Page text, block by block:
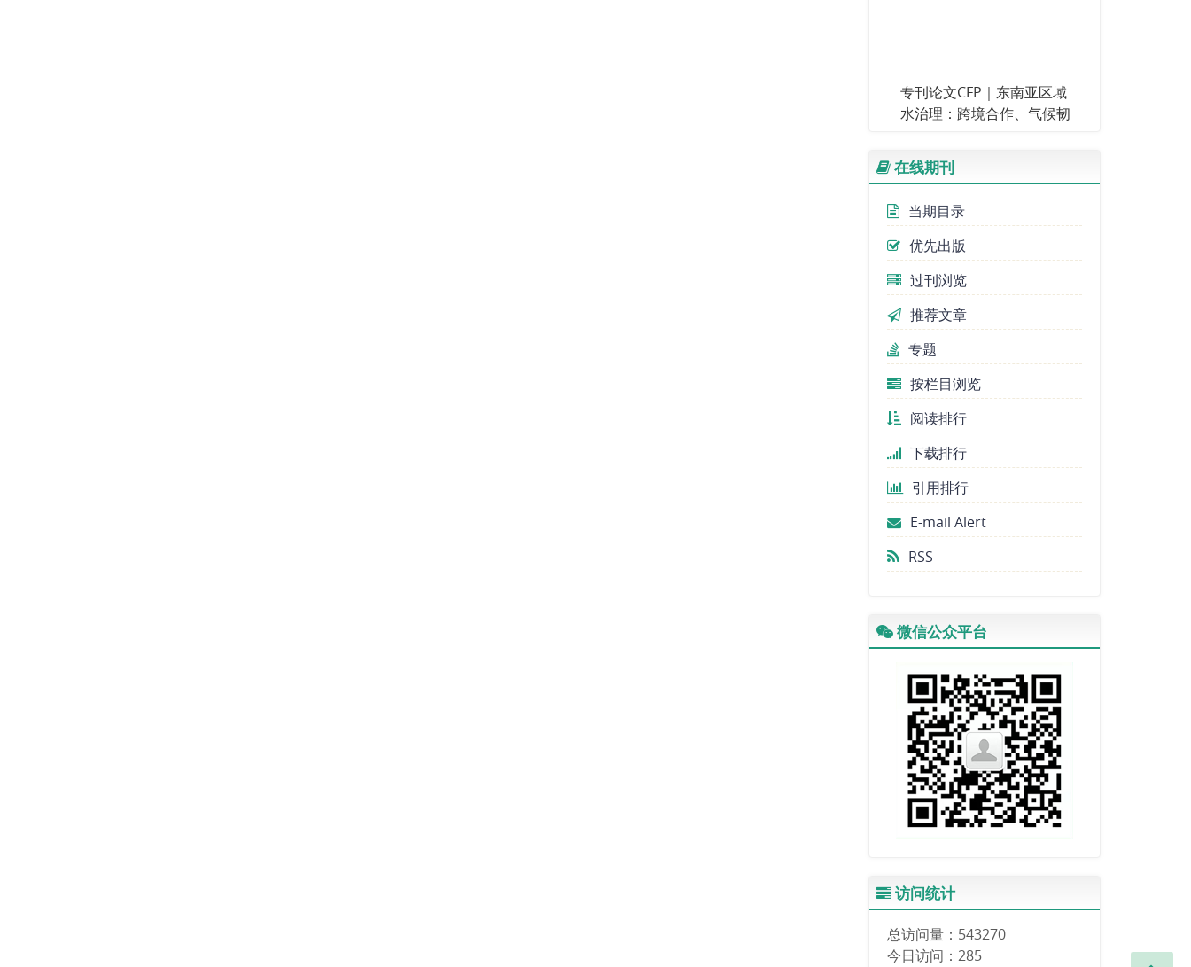
专刊论文CFP｜东南亚区域
水治理：跨境合作、气候韧
专刊论文CFP｜中国行为地
9月30日）
专刊论文CFP｜人口回流与
乡村振兴：理论与实践 （截
止日期：2026年07月01日）
专刊论文CFP｜老龄人口与
晚年福祉：理论、方法与中
国经验 （截止日期：2026年
3月31日）
专刊论文CFP|城市更新与社
会空间重构：新理论与新实
践 （截止日期：2026年2月
1日）
专刊论文CFP|政治地理理论
前沿与跨学科应用(截止日
期：2025年11月30日)
专刊论文CFP | 沉积过程与
专刊论文CFP | 政治生态学
的理论前沿与中国实践（截
止日期：2025年3月31日）
在线期刊
当期目录
优先出版
过刊浏览
推荐文章
专题
按栏目浏览
阅读排行
下载排行
引用排行
E-mail Alert
RSS
微信公众平台
访问统计
总访问量： 543270
今日访问： 285